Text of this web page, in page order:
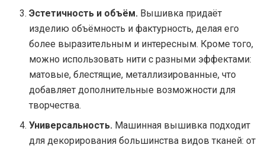
Эстетичность и объём. Вышивка придаёт
изделию объёмность и фактурность, делая его
более выразительным и интересным. Кроме того,
можно использовать нити с разными эффектами:
матовые, блестящие, металлизированные, что
добавляет дополнительные возможности для
творчества.
Универсальность. Машинная вышивка подходит
для декорирования большинства видов тканей: от